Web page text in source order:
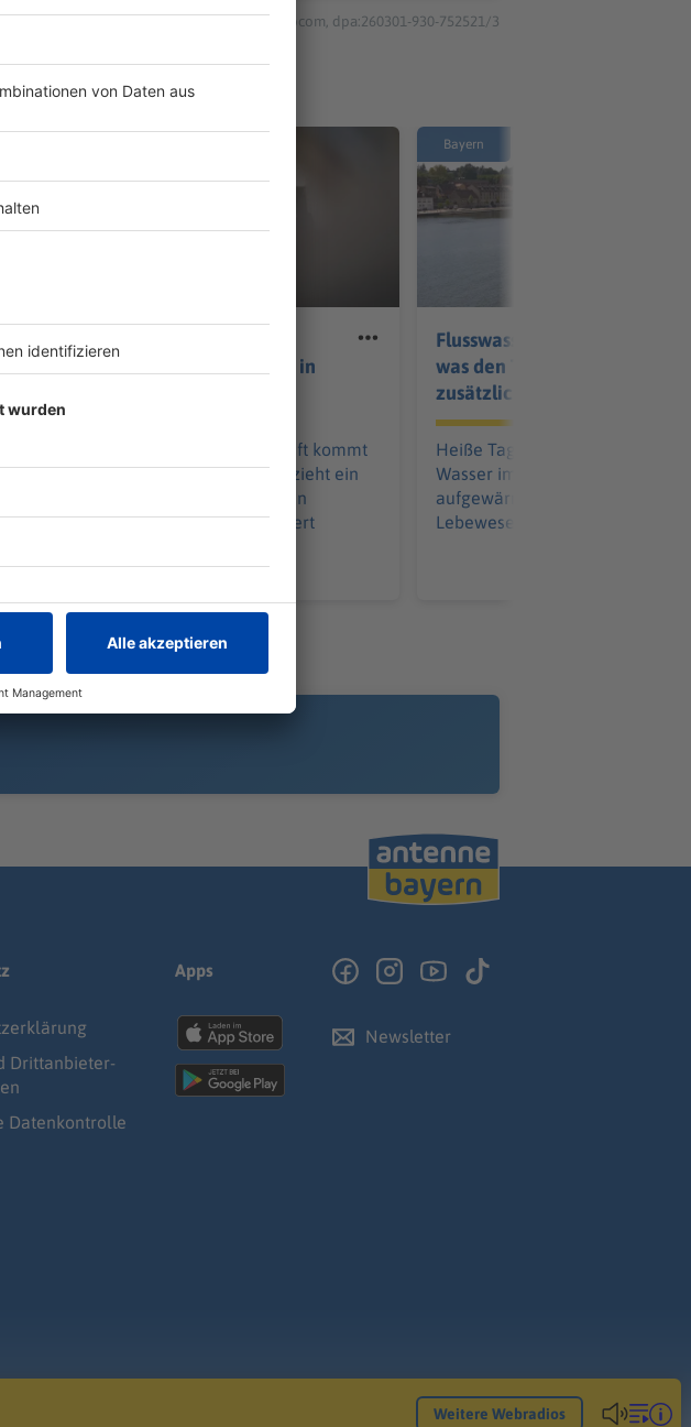
© dpa-infocom, dpa:260301-930-752521/3
Ulm – 30-Jähriger sitzt in
In einer Arbeiterunterkunft kommt
es zu einem Streit. Dann zieht ein
30-Jähriger ein Messer. Ein
Bewohner muss notoperiert
Bayern
Flusswasser zu warm -
was den Tieren
zusätzlich schadet
Heiße Tage, warme Nächte. Das
Wasser im Main hat sich stark
aufgewärmt. Das hilft den
Lebewesen im Fluss jetzt.
Drittanbieter-
Datenkontrolle
Apps
Newsletter
Weitere Webradios